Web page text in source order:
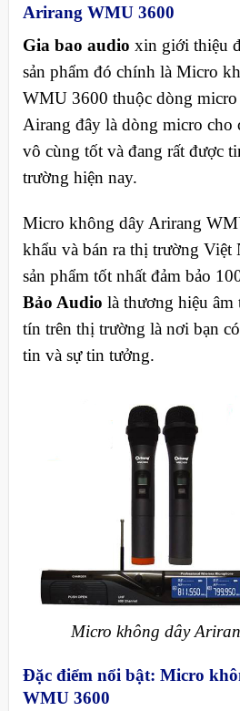
Arirang WMU 3600
Gia bao audio xin giới thiệu
sản phẩm đó chính là Micro
WMU 3600 thuộc dòng micro
Airang đây là dòng micro cho
vô cùng tốt và đang rất được
trường hiện nay.
Micro không dây Arirang
khẩu và bán ra thị trường Việt
sản phẩm tốt nhất đảm bảo
Bảo Audio là thương hiệu
tín trên thị trường là nơi bạn
tin và sự tin tưởng.
Micro không dây
Đặc điểm nổi bật: Micro
WMU 3600